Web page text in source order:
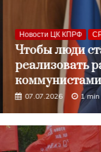
Новости ЦК КПРФ
Чтобы люди
реализовать
07.07.2026 1 min